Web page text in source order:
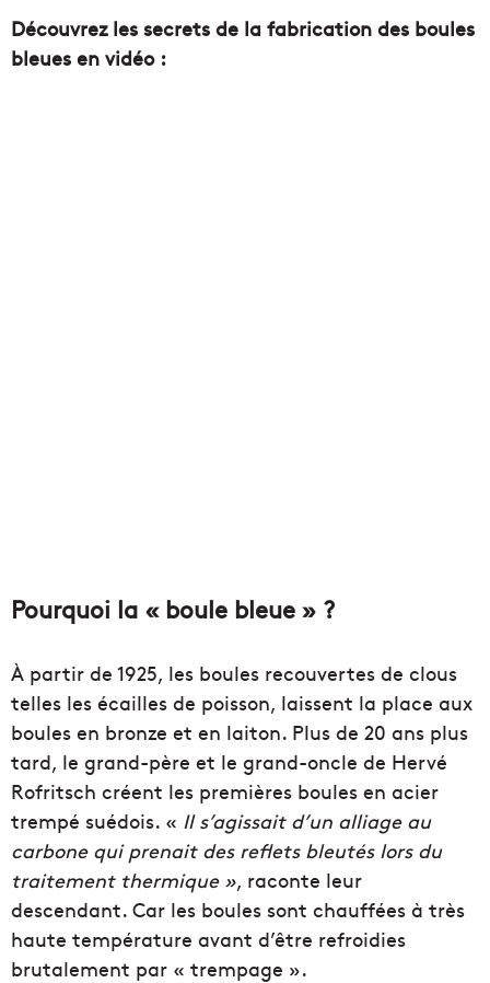
Découvrez les secrets de la fabrication des boules
bleues en vidéo :
Pourquoi la « boule bleue » ?
À partir de 1925, les boules recouvertes de clous
telles les écailles de poisson, laissent la place aux
boules en bronze et en laiton. Plus de 20 ans plus
tard, le grand-père et le grand-oncle de Hervé
Rofritsch créent les premières boules en acier
trempé suédois. « Il s’agissait d’un alliage au
carbone qui prenait des reflets bleutés lors du
traitement thermique », raconte leur
descendant. Car les boules sont chauffées à très
haute température avant d’être refroidies
brutalement par « trempage ».